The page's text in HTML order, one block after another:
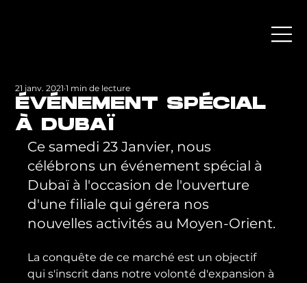
ÉVÉNEMENT SPÉCIAL
À DUBAÏ
21 janv. 2021 1 min de lecture
Ce samedi 23 Janvier, nous
célébrons un événement spécial à
Dubaï à l'occasion de l'ouverture
d'une filiale qui gérera nos
nouvelles activités au Moyen-Orient.
La conquête de ce marché est un objectif
qui s'inscrit dans notre volonté d'expansion à